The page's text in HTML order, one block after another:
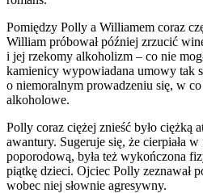
Pomiędzy Polly a Williamem coraz
William próbował później zrzucić
i jej rzekomy alkoholizm – co nie
kamienicy wypowiadana umowy tak
o niemoralnym prowadzeniu się, w
alkoholowe.
Polly coraz ciężej znieść było ciężką
awantury. Sugeruje się, że cierpiała
poporodową, była też wykończona
piątkę dzieci. Ojciec Polly zeznawał
wobec niej słownie agresywny.